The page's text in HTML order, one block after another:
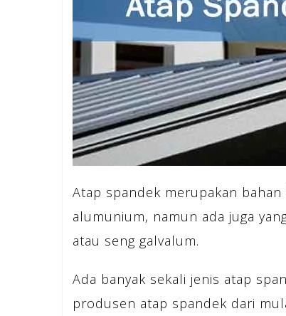
Atap spandek merupakan
alumunium, namun ada juga
atau seng galvalum.
Ada banyak sekali jenis atap
produsen atap spandek dari